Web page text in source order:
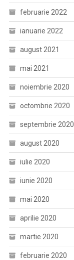
februarie 2022
ianuarie 2022
august 2021
mai 2021
noiembrie 2020
octombrie 2020
septembrie 2020
august 2020
iulie 2020
iunie 2020
mai 2020
aprilie 2020
martie 2020
februarie 2020